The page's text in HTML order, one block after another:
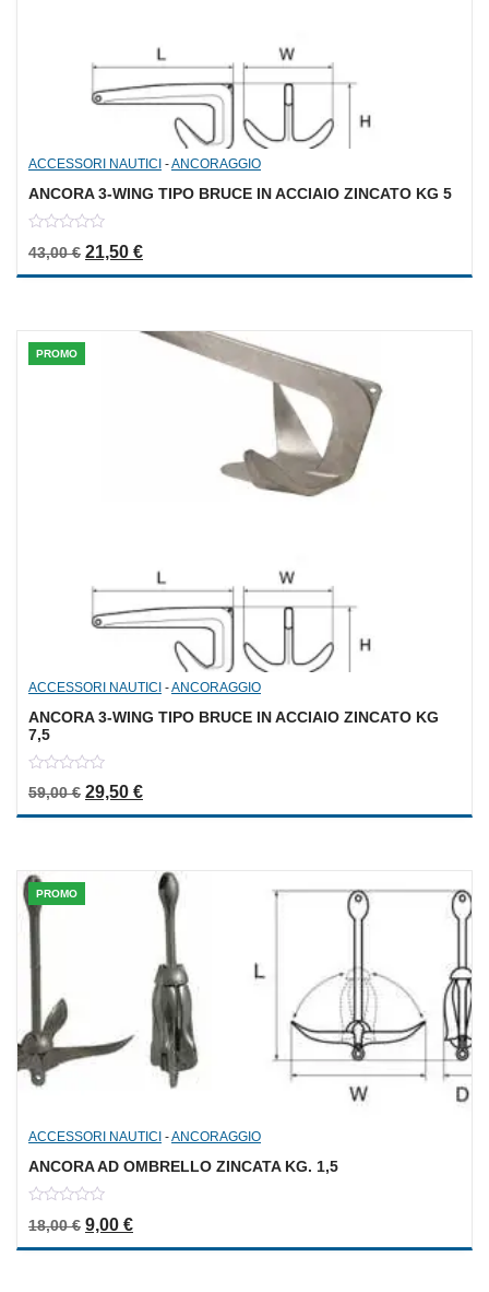
ACCESSORI NAUTICI -ANCORAGGIO
ANCORA 3-WING TIPO BRUCE IN ACCIAIO ZINCATO KG 5
out
43,00€ Il prezzo originale era: 43,00 €.
21,50 €Il prezzo attuale è: 21,50 €.
PROMO
ACCESSORI NAUTICI -ANCORAGGIO
ANCORA 3-WING TIPO BRUCE IN ACCIAIO ZINCATO KG
7,5
out
of
59,00€ Il prezzo originale era: 59,00 €.
29,50 €Il prezzo attuale è: 29,50 €.
PROMO
ACCESSORI NAUTICI -ANCORAGGIO
ANCORA AD OMBRELLO ZINCATA KG. 1,5
out
18,00€ Il prezzo originale era: 18,00 €.
9,00 €Il prezzo attuale è: 9,00 €.